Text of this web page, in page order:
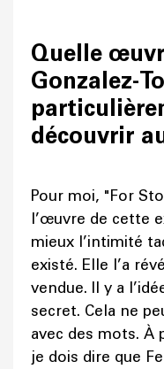
Quelle
Gonzalez-
découvrir
Pour moi, "For
l’œuvre de cette
mieux l’intimité
existé. Elle l’a
vendue. Il y a
secret. Cela ne
avec des mots. À
je dois dire que